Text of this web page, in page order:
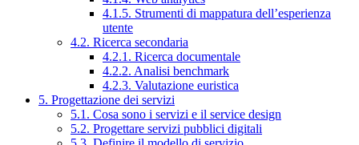
4.1.5. Strumenti di mappatura dell’esperienza
utente
4.2. Ricerca secondaria
4.2.1. Ricerca documentale
4.2.2. Analisi benchmark
4.2.3. Valutazione euristica
5. Progettazione dei servizi
5.1. Cosa sono i servizi e il service design
5.2. Progettare servizi pubblici digitali